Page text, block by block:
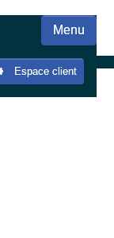
to contentMenu
Espace client